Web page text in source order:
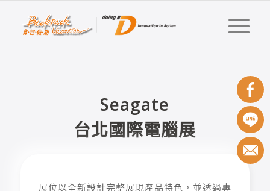
Seagate
台北國際電腦展
展位以全新設計完整展現產品特色，並透過專